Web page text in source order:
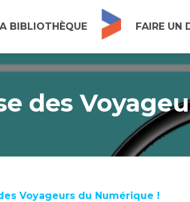
BIBLIOTHÈQUE FAIRE UN
des
Voyageurs du Numérique !